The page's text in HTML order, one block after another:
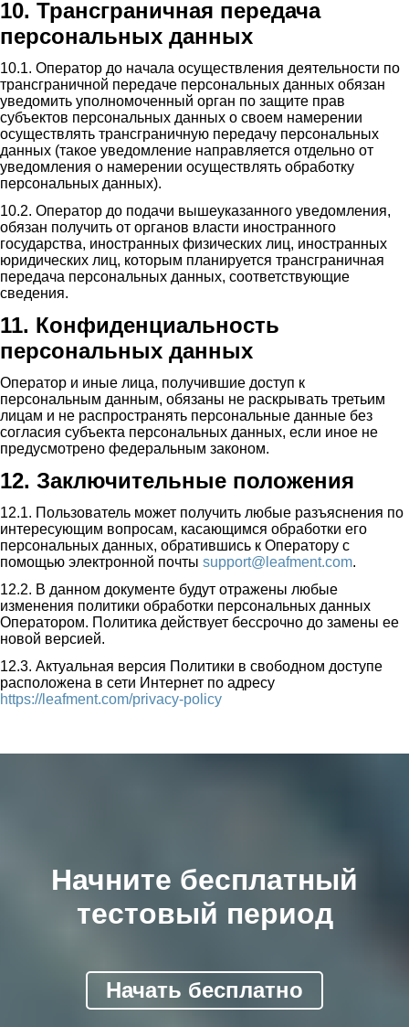
10. Трансграничная передача
персональных данных
10.1. Оператор до начала осуществления деятельности по
трансграничной передаче персональных данных обязан
уведомить уполномоченный орган по защите прав
субъектов персональных данных о своем намерении
осуществлять трансграничную передачу персональных
данных (такое уведомление направляется отдельно от
уведомления о намерении осуществлять обработку
персональных данных).
10.2. Оператор до подачи вышеуказанного уведомления,
обязан получить от органов власти иностранного
государства, иностранных физических лиц, иностранных
юридических лиц, которым планируется трансграничная
передача персональных данных, соответствующие
сведения.
11. Конфиденциальность
персональных данных
Оператор и иные лица, получившие доступ к
персональным данным, обязаны не раскрывать третьим
лицам и не распространять персональные данные без
согласия субъекта персональных данных, если иное не
предусмотрено федеральным законом.
12. Заключительные положения
12.1. Пользователь может получить любые разъяснения по
интересующим вопросам, касающимся обработки его
персональных данных, обратившись к Оператору с
помощью электронной почты support@leafment.com.
12.2. В данном документе будут отражены любые
изменения политики обработки персональных данных
Оператором. Политика действует бессрочно до замены ее
новой версией.
12.3. Актуальная версия Политики в свободном доступе
расположена в сети Интернет по адресу
https://leafment.com/privacy-policy
Начните бесплатный
тестовый период
Начать бесплатно